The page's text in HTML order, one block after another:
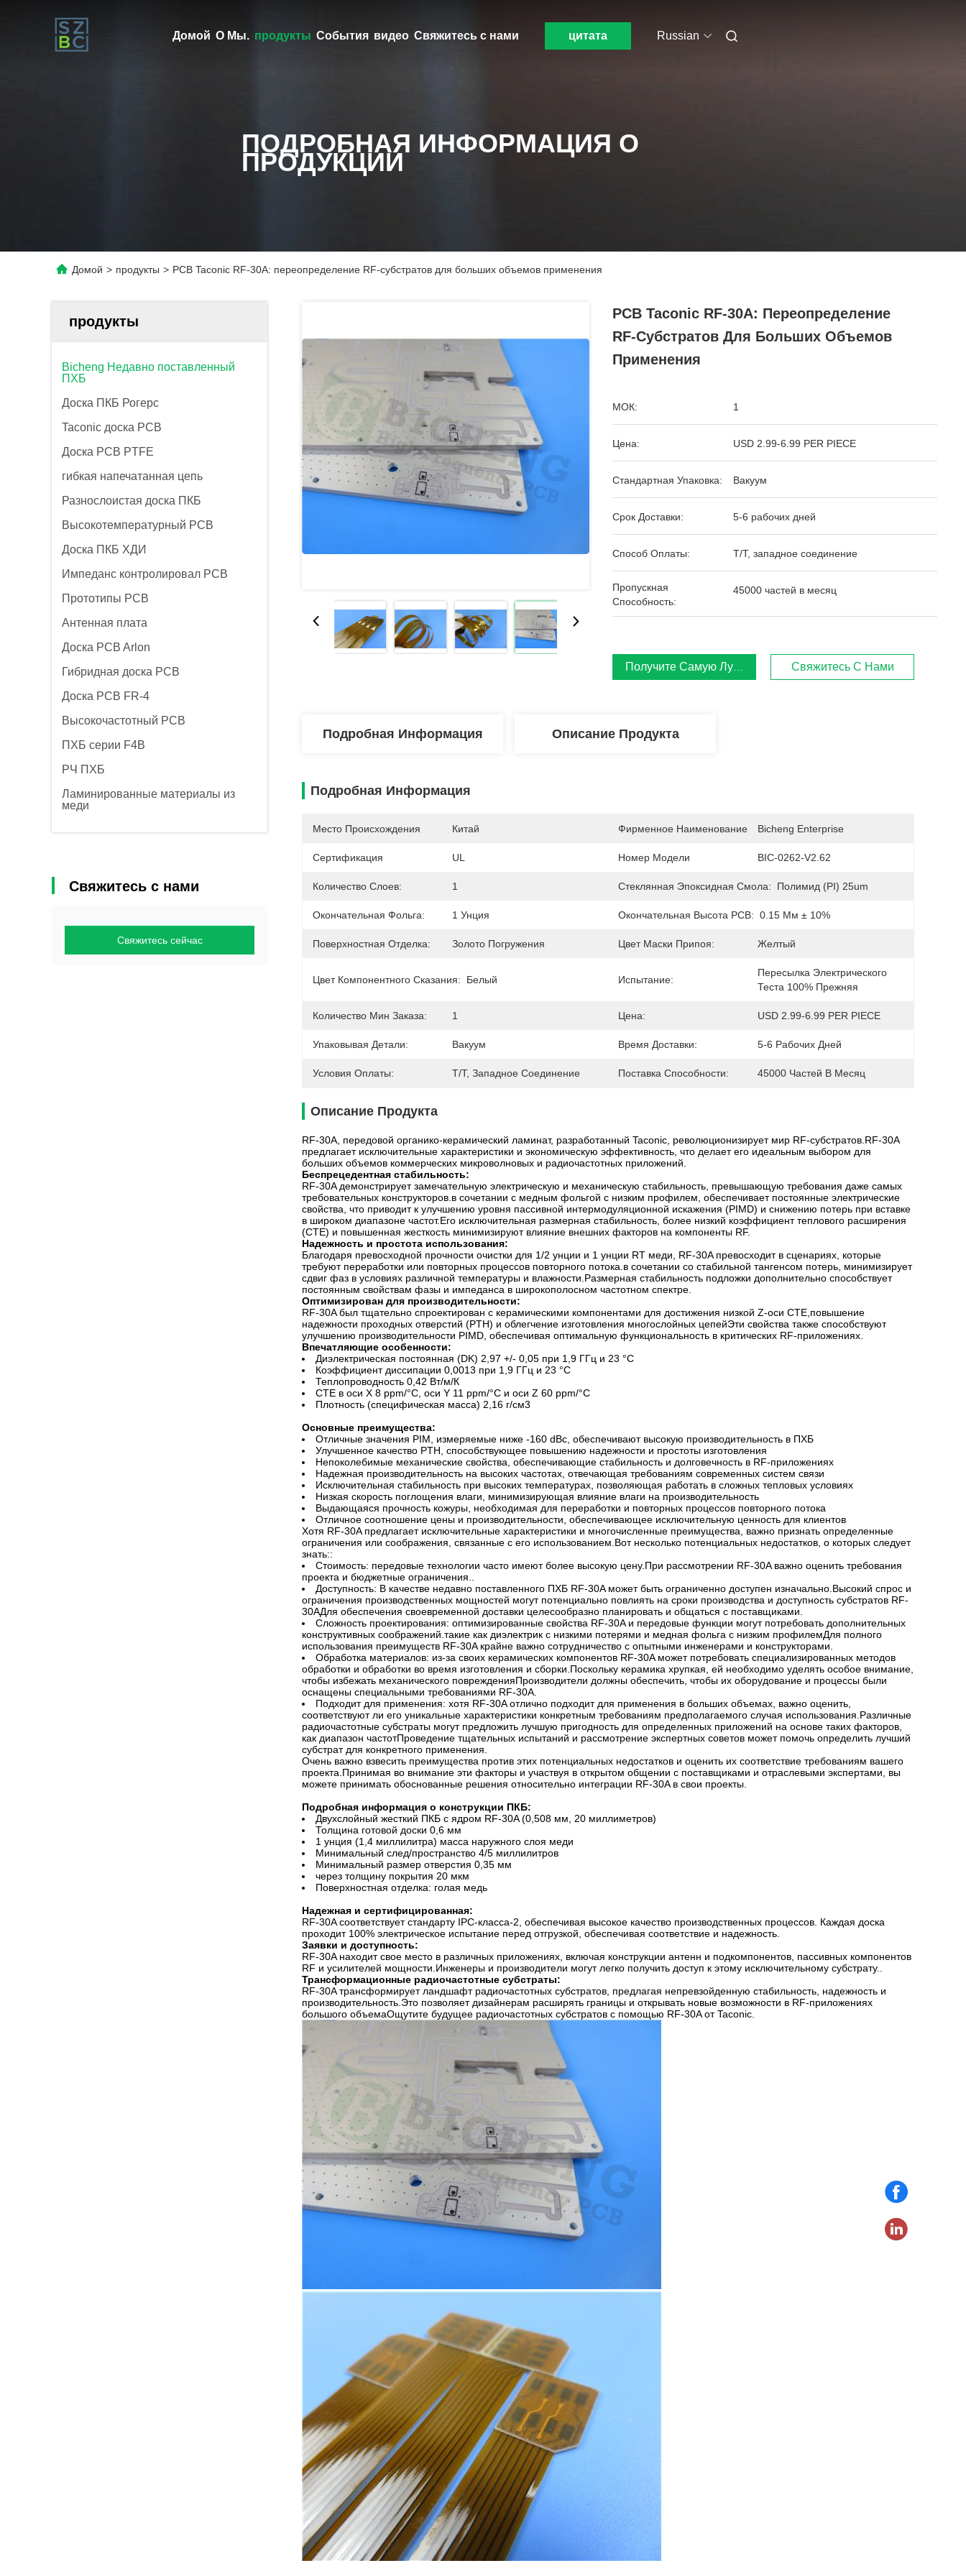
Домой О Мы. продукты События видео Свяжитесь с нами цитата Russian
ПОДРОБНАЯ ИНФОРМАЦИЯ О
ПРОДУКЦИИ
Домой > продукты > PCB Taconic RF-30A: переопределение RF-субстратов для больших объемов применения
продукты
Bicheng Недавно поставленный
ПХБ
Доска ПКБ Рогерс
Taconic доска PCB
Доска PCB PTFE
гибкая напечатанная цепь
Разнослоистая доска ПКБ
Высокотемпературный PCB
Доска ПКБ ХДИ
Импеданс контролировал PCB
Прототипы PCB
Антенная плата
Доска PCB Arlon
Гибридная доска PCB
Доска PCB FR-4
Высокочастотный PCB
ПХБ серии F4B
РЧ ПХБ
Ламинированные материалы из
меди
Свяжитесь с нами
Свяжитесь сейчас
PCB Taconic RF-30A: Переопределение
RF-Субстратов Для Больших Объемов
Применения
МОК: 1
Цена: USD 2.99-6.99 PER PIECE
Стандартная Упаковка: Вакуум
Срок Доставки: 5-6 рабочих дней
Способ Оплаты: T/T, западное соединение
Пропускная
Способность:
45000 частей в месяц
Получите Самую Лучшую ЦенуСвяжитесь С Нами
Подробная Информация Описание Продукта
Подробная Информация
Место Происхождения Китай Фирменное Наименование Bicheng Enterprise
Сертификация UL Номер Модели BIC-0262-V2.62
Количество Слоев: 1 Стеклянная Эпоксидная Смола: Полимид (PI) 25um
Окончательная Фольга: 1 Унция Окончательная Высота PCB: 0.15 Мм ± 10%
Поверхностная Отделка: Золото Погружения Цвет Маски Припоя: Желтый
Цвет Компонентного Сказания: Белый Испытание:
Пересылка Электрического
Теста 100% Прежняя
Количество Мин Заказа: 1 Цена: USD 2.99-6.99 PER PIECE
Упаковывая Детали: Вакуум Время Доставки: 5-6 Рабочих Дней
Условия Оплаты: T/T, Западное Соединение Поставка Способности: 45000 Частей В Месяц
Описание Продукта
RF-30A, передовой органико-керамический ламинат, разработанный Taconic, революционизирует мир RF-субстратов.RF-30A
предлагает исключительные характеристики и экономическую эффективность, что делает его идеальным выбором для
больших объемов коммерческих микроволновых и радиочастотных приложений.
Беспрецедентная стабильность:
RF-30A демонстрирует замечательную электрическую и механическую стабильность, превышающую требования даже самых
требовательных конструкторов.в сочетании с медным фольгой с низким профилем, обеспечивает постоянные электрические
свойства, что приводит к улучшению уровня пассивной интермодуляционной искажения (PIMD) и снижению потерь при вставке
в широком диапазоне частот.Его исключительная размерная стабильность, более низкий коэффициент теплового расширения
(CTE) и повышенная жесткость минимизируют влияние внешних факторов на компоненты RF.
Надежность и простота использования:
Благодаря превосходной прочности очистки для 1/2 унции и 1 унции RT меди, RF-30A превосходит в сценариях, которые
требуют переработки или повторных процессов повторного потока.в сочетании со стабильной тангенсом потерь, минимизирует
сдвиг фаз в условиях различной температуры и влажности.Размерная стабильность подложки дополнительно способствует
постоянным свойствам фазы и импеданса в широкополосном частотном спектре.
Оптимизирован для производительности:
RF-30A был тщательно спроектирован с керамическими компонентами для достижения низкой Z-оси CTE,повышение
надежности проходных отверстий (PTH) и облегчение изготовления многослойных цепейЭти свойства также способствуют
улучшению производительности PIMD, обеспечивая оптимальную функциональность в критических RF-приложениях.
Впечатляющие особенности:
Диэлектрическая постоянная (DK) 2,97 +/- 0,05 при 1,9 ГГц и 23 °C
Коэффициент диссипации 0,0013 при 1,9 ГГц и 23 °C
Теплопроводность 0,42 Вт/м/К
CTE в оси X 8 ppm/°C, оси Y 11 ppm/°C и оси Z 60 ppm/°C
Плотность (специфическая масса) 2,16 г/см3
Основные преимущества:
Отличные значения PIM, измеряемые ниже -160 dBc, обеспечивают высокую производительность в ПХБ
Улучшенное качество PTH, способствующее повышению надежности и простоты изготовления
Непоколебимые механические свойства, обеспечивающие стабильность и долговечность в RF-приложениях
Надежная производительность на высоких частотах, отвечающая требованиям современных систем связи
Исключительная стабильность при высоких температурах, позволяющая работать в сложных тепловых условиях
Низкая скорость поглощения влаги, минимизирующая влияние влаги на производительность
Выдающаяся прочность кожуры, необходимая для переработки и повторных процессов повторного потока
Отличное соотношение цены и производительности, обеспечивающее исключительную ценность для клиентов
Хотя RF-30A предлагает исключительные характеристики и многочисленные преимущества, важно признать определенные
ограничения или соображения, связанные с его использованием.Вот несколько потенциальных недостатков, о которых следует
знать::
Стоимость: передовые технологии часто имеют более высокую цену.При рассмотрении RF-30A важно оценить требования
проекта и бюджетные ограничения..
Доступность: В качестве недавно поставленного ПХБ RF-30A может быть ограниченно доступен изначально.Высокий спрос и
ограничения производственных мощностей могут потенциально повлиять на сроки производства и доступность субстратов RF-
30AДля обеспечения своевременной доставки целесообразно планировать и общаться с поставщиками.
Сложность проектирования: оптимизированные свойства RF-30A и передовые функции могут потребовать дополнительных
конструктивных соображений.такие как диэлектрик с низкими потерями и медная фольга с низким профилемДля полного
использования преимуществ RF-30A крайне важно сотрудничество с опытными инженерами и конструкторами.
Обработка материалов: из-за своих керамических компонентов RF-30A может потребовать специализированных методов
обработки и обработки во время изготовления и сборки.Поскольку керамика хрупкая, ей необходимо уделять особое внимание,
чтобы избежать механического поврежденияПроизводители должны обеспечить, чтобы их оборудование и процессы были
оснащены специальными требованиями RF-30A.
Подходит для применения: хотя RF-30A отлично подходит для применения в больших объемах, важно оценить,
соответствуют ли его уникальные характеристики конкретным требованиям предполагаемого случая использования.Различные
радиочастотные субстраты могут предложить лучшую пригодность для определенных приложений на основе таких факторов,
как диапазон частотПроведение тщательных испытаний и рассмотрение экспертных советов может помочь определить лучший
субстрат для конкретного применения.
Очень важно взвесить преимущества против этих потенциальных недостатков и оценить их соответствие требованиям вашего
проекта.Принимая во внимание эти факторы и участвуя в открытом общении с поставщиками и отраслевыми экспертами, вы
можете принимать обоснованные решения относительно интеграции RF-30A в свои проекты.
Подробная информация о конструкции ПКБ:
Двухслойный жесткий ПКБ с ядром RF-30A (0,508 мм, 20 миллиметров)
Толщина готовой доски 0,6 мм
1 унция (1,4 миллилитра) масса наружного слоя меди
Минимальный след/пространство 4/5 миллилитров
Минимальный размер отверстия 0,35 мм
через толщину покрытия 20 мкм
Поверхностная отделка: голая медь
Надежная и сертифицированная:
RF-30A соответствует стандарту IPC-класса-2, обеспечивая высокое качество производственных процессов. Каждая доска
проходит 100% электрическое испытание перед отгрузкой, обеспечивая соответствие и надежность.
Заявки и доступность:
RF-30A находит свое место в различных приложениях, включая конструкции антенн и подкомпонентов, пассивных компонентов
RF и усилителей мощности.Инженеры и производители могут легко получить доступ к этому исключительному субстрату..
Трансформационные радиочастотные субстраты:
RF-30A трансформирует ландшафт радиочастотных субстратов, предлагая непревзойденную стабильность, надежность и
производительность.Это позволяет дизайнерам расширять границы и открывать новые возможности в RF-приложениях
большого объемаОщутите будущее радиочастотных субстратов с помощью RF-30A от Taconic.